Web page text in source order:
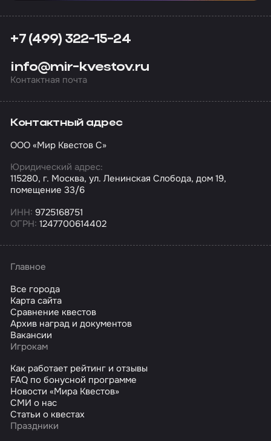
+7 (499) 322-15-24
info@mir-kvestov.ru
Контактная почта
Контактный адрес
ООО «Мир Квестов С»
Юридический адрес:
115280, г. Москва, ул. Ленинская Слобода, дом 19,
помещение 33/6
ИНН: 9725168751
ОГРН: 1247700614402
Главное
Все города
Карта сайта
Сравнение квестов
Архив наград и документов
Вакансии
Игрокам
Как работает рейтинг и отзывы
FAQ по бонусной программе
Новости «Мира Квестов»
СМИ о нас
Статьи о квестах
Праздники